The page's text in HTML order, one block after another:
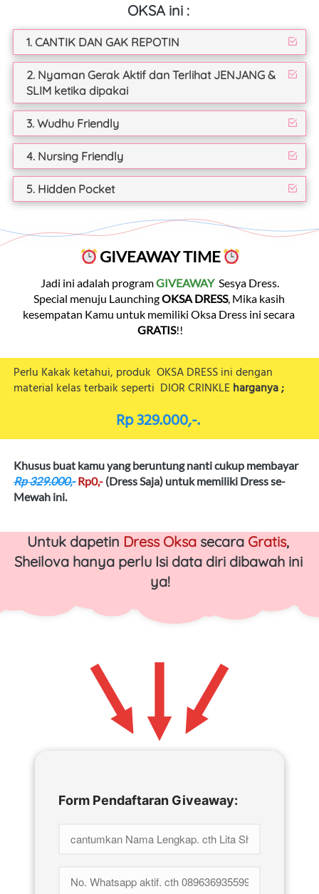
OKSA ini :
1. CANTIK DAN GAK REPOTIN
2. Nyaman Gerak Aktif dan Terlihat JENJANG &
SLIM ketika dipakai
3. Wudhu Friendly
4. Nursing Friendly
5. Hidden Pocket
GIVEAWAY TIME
Jadi ini adalah program GIVEAWAY
  Sesya Dress.
Special menuju Launching OKSA DRESS, Mika kasih
GRATIS!!
Perlu Kakak ketahui, produk  OKSA DRESS ini dengan
material kelas terbaik seperti DIOR CRINKLE harganya ;
Rp 329.000,-.
Khusus buat kamu yang beruntung nanti cukup membayar
Rp 329.000,- Rp0,- (Dress Saja) untuk memiliki Dress se-
Mewah ini.
Untuk dapetin Dress Oksa secara Gratis,
Sheilova hanya perlu Isi data diri dibawah ini
ya!
Form Pendaftaran Giveaway: